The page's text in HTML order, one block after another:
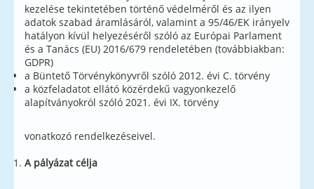
kezelése tekintetében történő védelméről és az ilyen
adatok szabad áramlásáról, valamint a 95/46/EK irányelv
hatályon kívül helyezéséről szóló az Európai Parlament
és a Tanács (EU) 2016/679 rendeletében (továbbiakban:
GDPR)
a Büntető Törvénykönyvről szóló 2012. évi C. törvény
a közfeladatot ellátó közérdekű vagyonkezelő
alapítványokról szóló 2021. évi IX. törvény
vonatkozó rendelkezéseivel.
A pályázat célja